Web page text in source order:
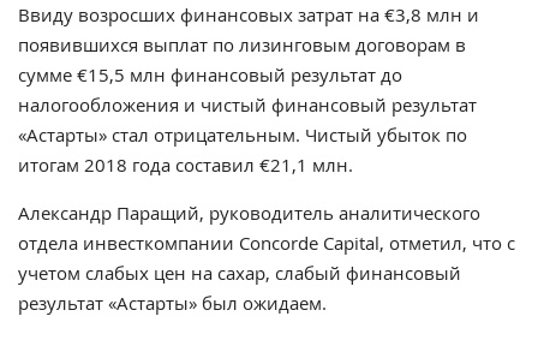
Ввиду возросших финансовых затрат на €3,8 млн и
появившихся выплат по лизинговым договорам в
сумме €15,5 млн финансовый результат до
налогообложения и чистый финансовый результат
«Астарты» стал отрицательным. Чистый убыток по
итогам 2018 года составил €21,1 млн.
Александр Паращий, руководитель аналитического
отдела инвесткомпании Concorde Capital, отметил, что с
учетом слабых цен на сахар, слабый финансовый
результат «Астарты» был ожидаем.